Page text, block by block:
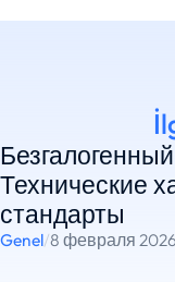
Технические
стандарты
Genel/8 февраля 2026